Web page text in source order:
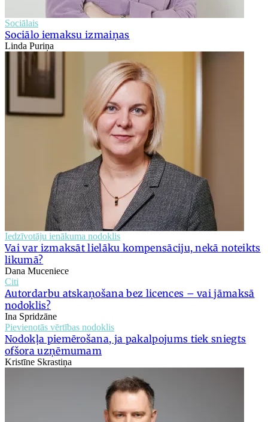
Sociālais
Sociālo iemaksu izmaiņas
Linda Puriņa
Iedzīvotāju ienākuma nodoklis
Vai var izmaksāt lielāku kompensāciju, nekā noteikts
likumā?
Dana Muceniece
Citi
Autordarbu atskaņošana bez licences – vai jāmaksā
nodoklis?
Ina Spridzāne
Pievienotās vērtības nodoklis
Nodokļa piemērošana, ja pakalpojums tiek sniegts
ofšora uzņēmumam
Kristīne Skrastiņa